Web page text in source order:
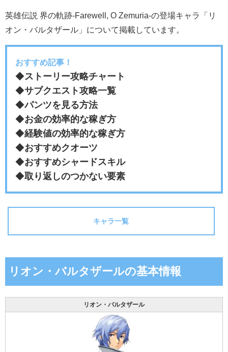
英雄伝説 界の軌跡-Farewell, O Zemuria-の登場キャラ「リ
オン・バルタザール」について掲載しています。
おすすめ記事！
◆ストーリー攻略チャート
◆サブクエスト攻略一覧
◆パンツを見る方法
◆お金の効率的な稼ぎ方
◆経験値の効率的な稼ぎ方
◆おすすめクオーツ
◆おすすめシャードスキル
◆取り返しのつかない要素
キャラ一覧
リオン・バルタザールの基本情報
リオン・バルタザール